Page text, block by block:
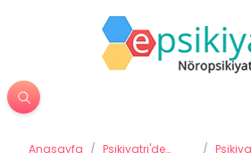
Anasayfa / Psikiyatri'de
/